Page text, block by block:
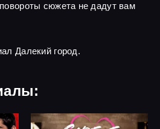
сюжета не дадут вам
Далекий город.